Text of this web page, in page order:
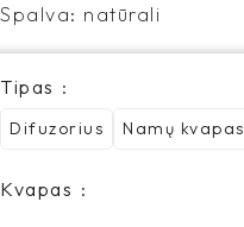
Spalva: natūrali
Tipas
Difuzorius Namų kvapas
Kvapas